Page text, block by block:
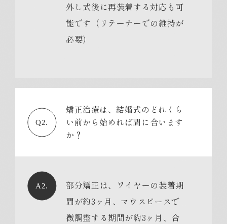
外し式後に再装着する対応も可
能です（リテーナーでの維持が
必要）
Q2.
矯正治療は、結婚式のどれくら
い前から始めれば間に合います
か？
A2.
部分矯正は、ワイヤーの装着期
間が約3ヶ月、マウスピースで
微調整する期間が約3ヶ月、合